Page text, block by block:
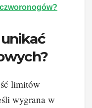
czworonogów?
limitów
wygrana w